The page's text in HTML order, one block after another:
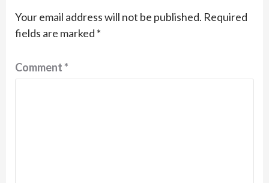
Your email address will not be published. Required
fields are marked *
Comment*